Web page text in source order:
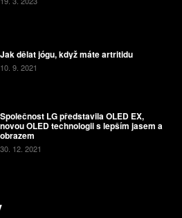
Jak dělat jógu, když máte artritidu
10. 9. 2021
Společnost LG představila OLED EX,
novou OLED technologii s lepším jasem a
obrazem
30. 12. 2021